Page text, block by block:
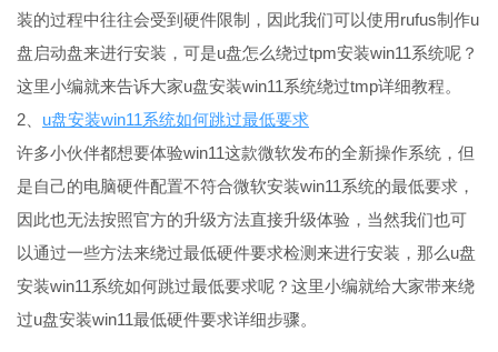
装的过程中往往会受到硬件限制，因此我们可以使用rufus制作u
盘启动盘来进行安装，可是u盘怎么绕过tpm安装win11系统呢？
这里小编就来告诉大家u盘安装win11系统绕过tmp详细教程。
2、 u盘安装win11系统如何跳过最低要求
许多小伙伴都想要体验win11这款微软发布的全新操作系统，但
是自己的电脑硬件配置不符合微软安装win11系统的最低要求，
因此也无法按照官方的升级方法直接升级体验，当然我们也可
以通过一些方法来绕过最低硬件要求检测来进行安装，那么u盘
安装win11系统如何跳过最低要求呢？这里小编就给大家带来绕
过u盘安装win11最低硬件要求详细步骤。